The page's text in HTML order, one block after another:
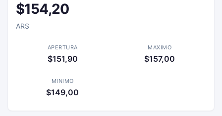
$154,20
ARS
APERTURA
$151,90
MAXIMO
$157,00
MINIMO
$149,00